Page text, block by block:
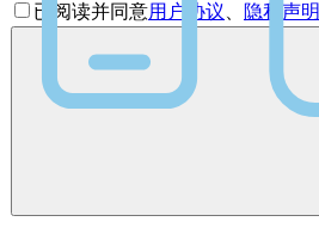
已阅读并同意用户协议 隐私声明